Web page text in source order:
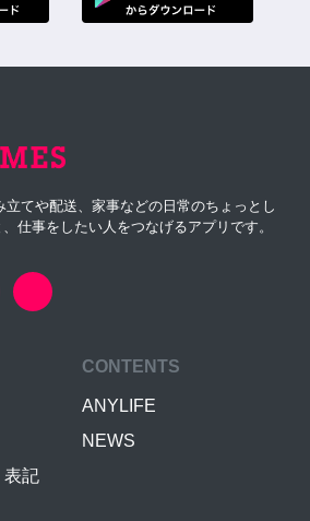
てや配送、家事などの日常のちょっとし
仕事をしたい人をつなげるアプリです。
表記
CONTENTS
ANYLIFE
NEWS